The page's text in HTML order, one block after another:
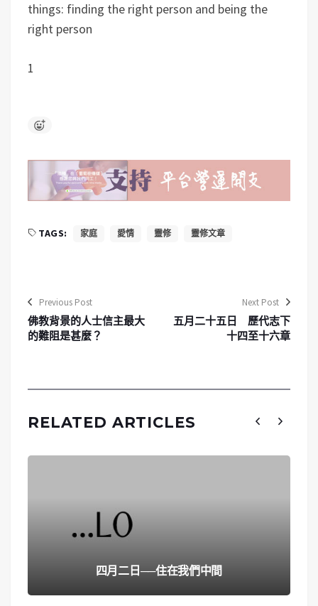
things: finding the right person and being the
right person
1
TAGS: 家庭 愛情 靈修 靈修文章
Previous Post
佛教背景的人士信主最大
的難阻是甚麼？
Next Post
五月二十五日 歷代志下
十四至十六章
RELATED ARTICLES
四月二日──住在我們中間